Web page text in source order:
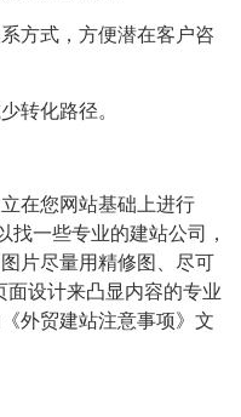
方式，方便潜在客户咨
转化路径。
在您网站基础上进行
一些专业的建站公司，
片尽量用精修图、尽可
设计来凸显内容的专业
外贸建站注意事项》文